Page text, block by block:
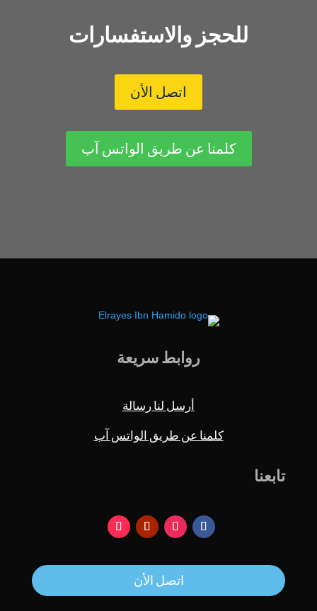
للحجز والاستفسارات
اتصل الأن
كلمنا عن طريق الواتس آب
روابط سريعة
أرسل لنا رسالة
كلمنا عن طريق الواتس آب
تابعنا
اتصل الأن